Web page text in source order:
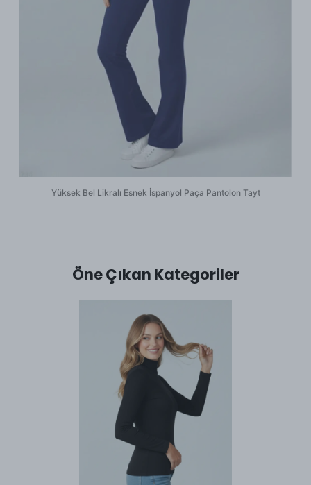
Yüksek Bel Likralı Esnek İspanyol Paça Pantolon Tayt
Öne Çıkan Kategoriler